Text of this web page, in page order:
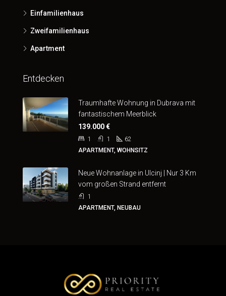
Einfamilienhaus
Zweifamilienhaus
Apartment
Entdecken
Traumhafte Wohnung in Dubrava mit
fantastischem Meerblick
139.000 €
1 1
62
APARTMENT, WOHNSITZ
Neue Wohnanlage in Ulcinj | Nur 3 Km
vom großen Strand entfernt
1
APARTMENT, NEUBAU